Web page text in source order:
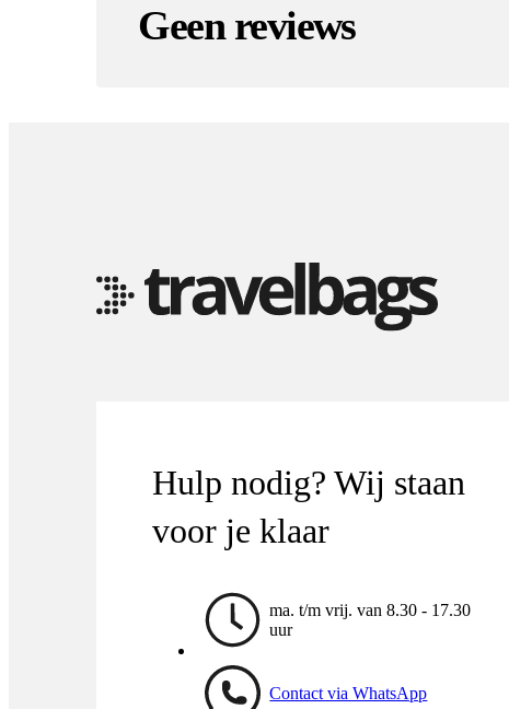
Geen reviews
Hulp nodig? Wij staan
voor je klaar
ma. t/m vrij. van 8.30 - 17.30
uur
Contact via WhatsApp